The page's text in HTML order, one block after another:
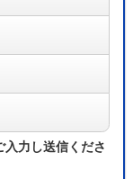
力し送信くださ